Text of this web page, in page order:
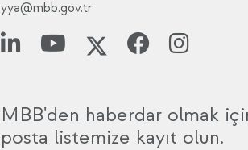
yya@mbb.gov.tr
MBB'den haberdar olmak
posta listemize kayıt olun.